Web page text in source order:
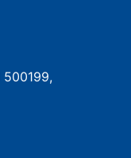
500199,